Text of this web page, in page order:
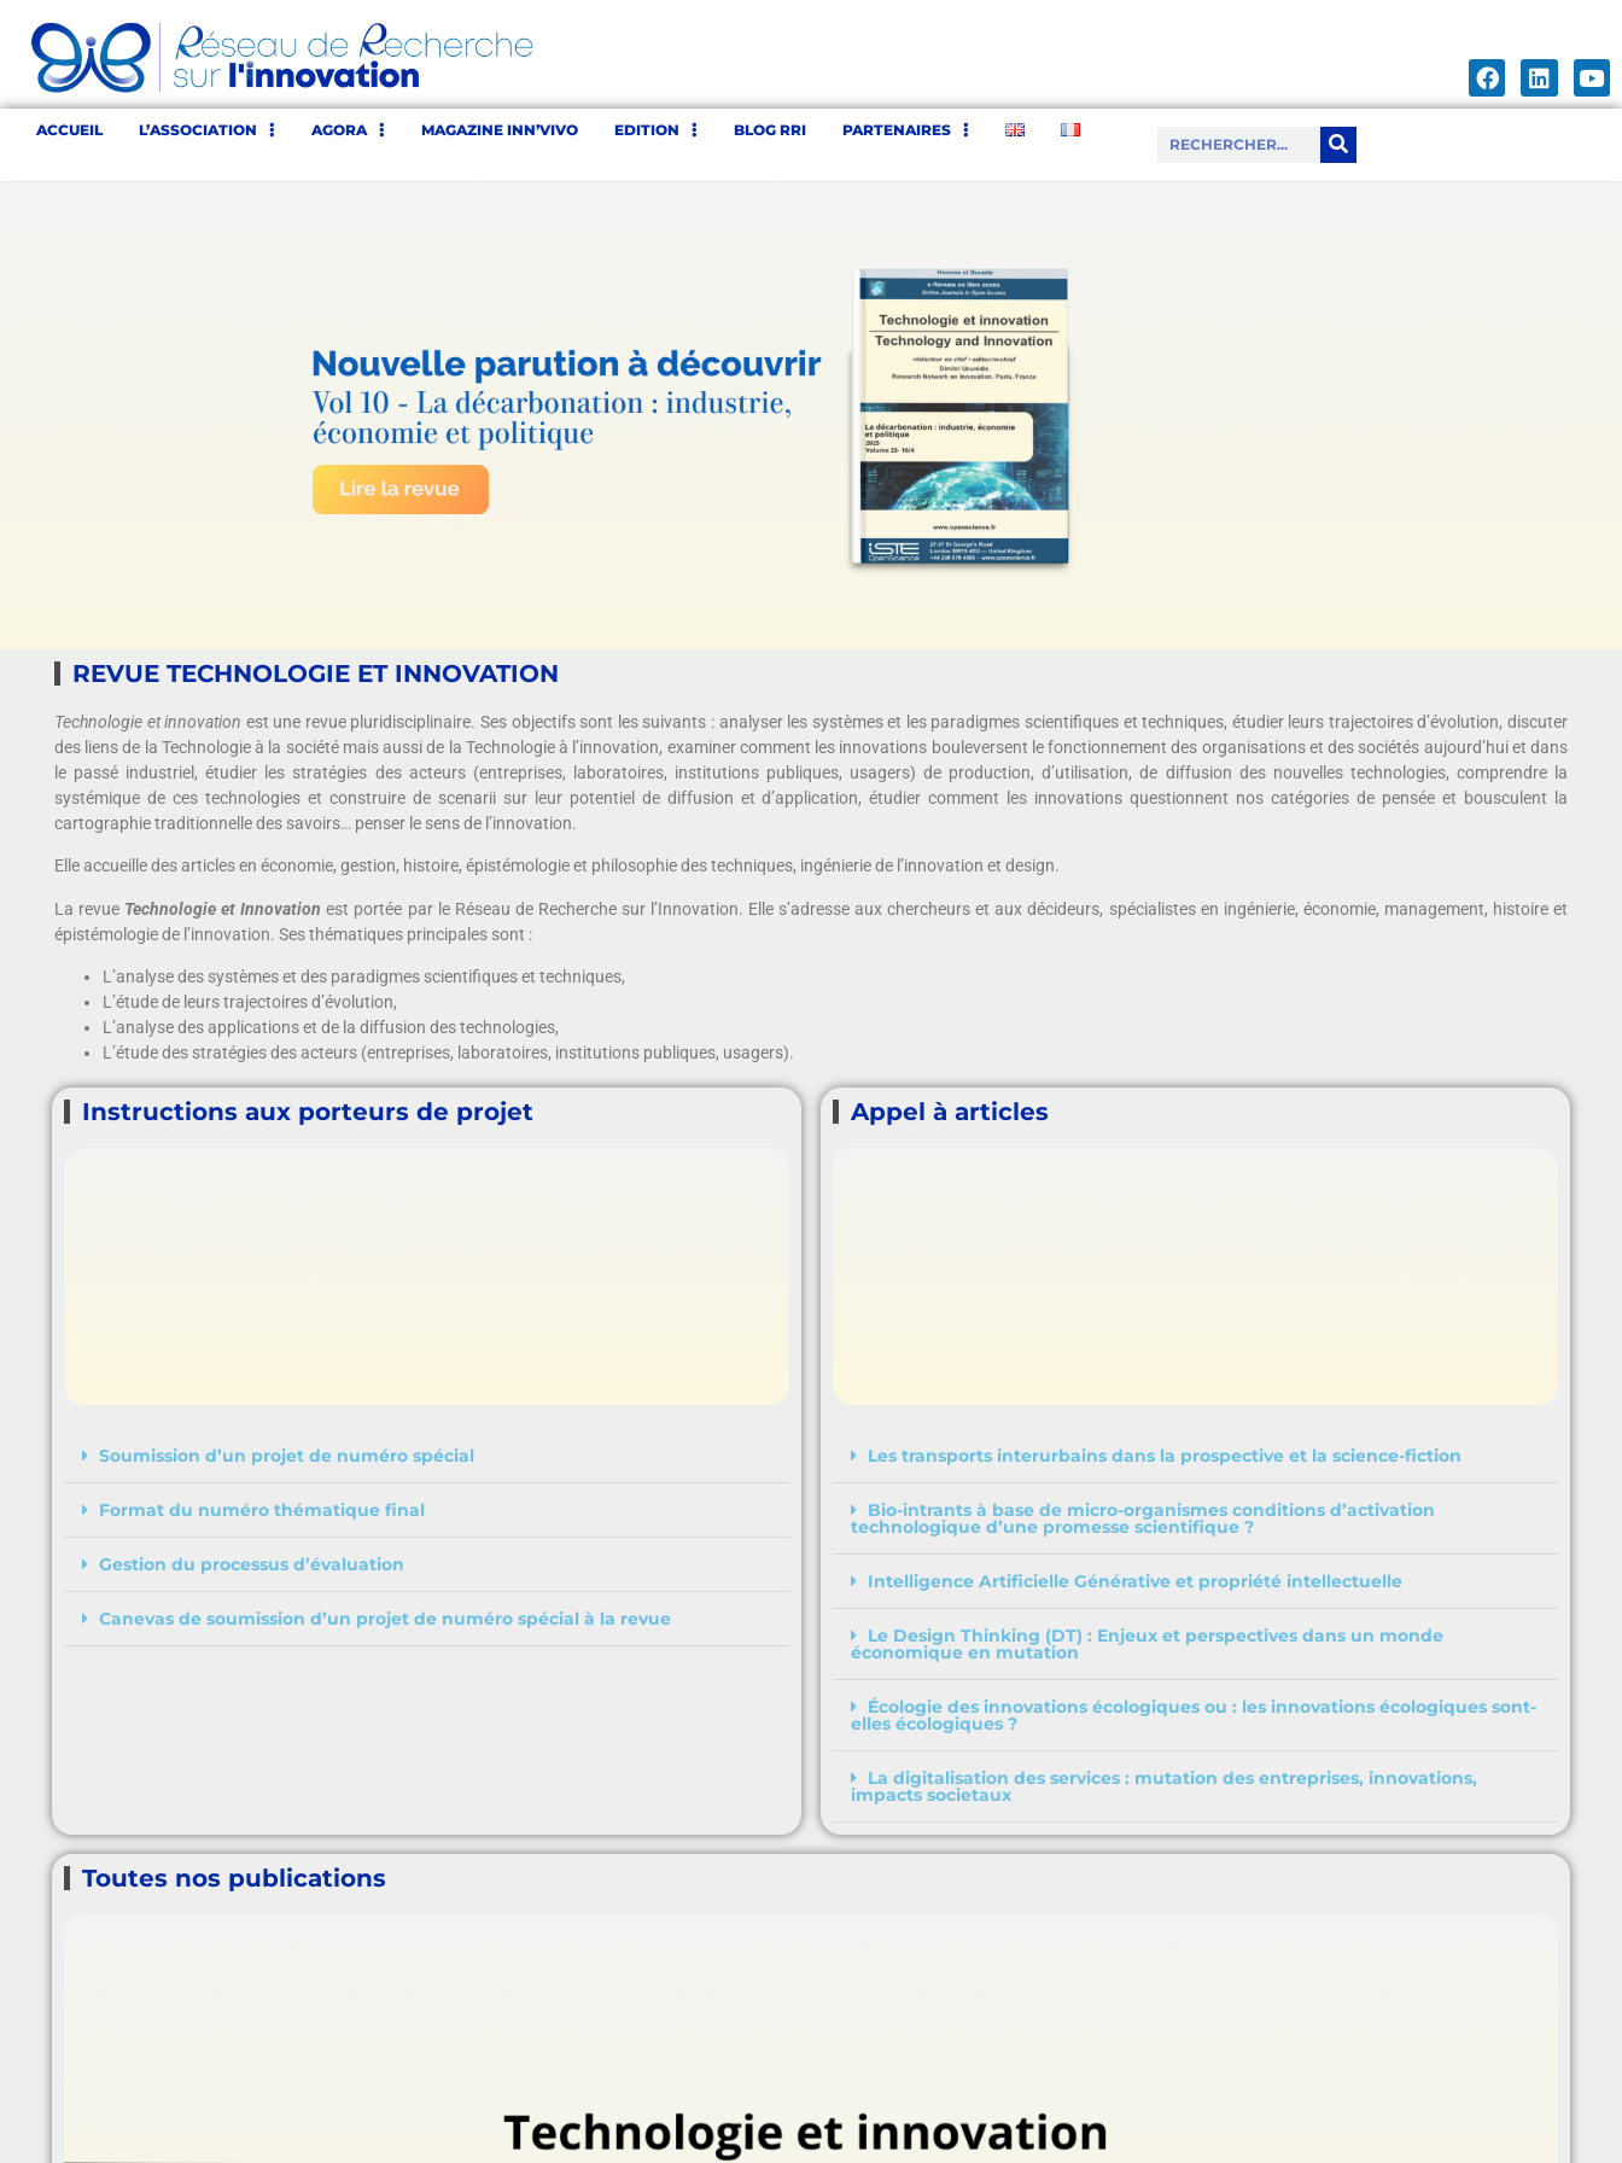
ACCUEIL L’ASSOCIATION AGORA MAGAZINE INN’VIVO EDITION BLOG RRI PARTENAIRES
REVUE TECHNOLOGIE ET INNOVATION
Technologie et innovation est une revue pluridisciplinaire. Ses objectifs sont les suivants : analyser les systèmes et les paradigmes scientifiques et techniques, étudier leurs trajectoires d’évolution, discuter
des liens de la Technologie à la société mais aussi de la Technologie à l’innovation, examiner comment les innovations bouleversent le fonctionnement des organisations et des sociétés aujourd’hui et dans
le passé industriel, étudier les stratégies des acteurs (entreprises, laboratoires, institutions publiques, usagers) de production, d’utilisation, de diffusion des nouvelles technologies, comprendre la
systémique de ces technologies et construire de scenarii sur leur potentiel de diffusion et d’application, étudier comment les innovations questionnent nos catégories de pensée et bousculent la
cartographie traditionnelle des savoirs… penser le sens de l’innovation.
Elle accueille des articles en économie, gestion, histoire, épistémologie et philosophie des techniques, ingénierie de l’innovation et design.
La revue Technologie et Innovation est portée par le Réseau de Recherche sur l’Innovation. Elle s’adresse aux chercheurs et aux décideurs, spécialistes en ingénierie, économie, management, histoire et
épistémologie de l’innovation. Ses thématiques principales sont :
L’analyse des systèmes et des paradigmes scientifiques et techniques,
L’étude de leurs trajectoires d’évolution,
L’analyse des applications et de la diffusion des technologies,
L’étude des stratégies des acteurs (entreprises, laboratoires, institutions publiques, usagers).
Instructions aux porteurs de projet
Soumission d’un projet de numéro spécial
Format du numéro thématique final
Gestion du processus d’évaluation
Canevas de soumission d’un projet de numéro spécial à la revue
Appel à articles
Les transports interurbains dans la prospective et la science-fiction
Bio-intrants à base de micro-organismes conditions d’activation
technologique d’une promesse scientifique ?
Intelligence Artificielle Générative et propriété intellectuelle
Le Design Thinking (DT) : Enjeux et perspectives dans un monde
économique en mutation
Écologie des innovations écologiques ou : les innovations écologiques sont-
elles écologiques ?
La digitalisation des services : mutation des entreprises, innovations,
impacts societaux
Toutes nos publications